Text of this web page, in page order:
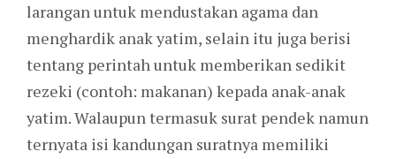
larangan untuk mendustakan agama dan
menghardik anak yatim, selain itu juga berisi
tentang perintah untuk memberikan sedikit
rezeki (contoh: makanan) kepada anak-anak
yatim. Walaupun termasuk surat pendek namun
ternyata isi kandungan suratnya memiliki